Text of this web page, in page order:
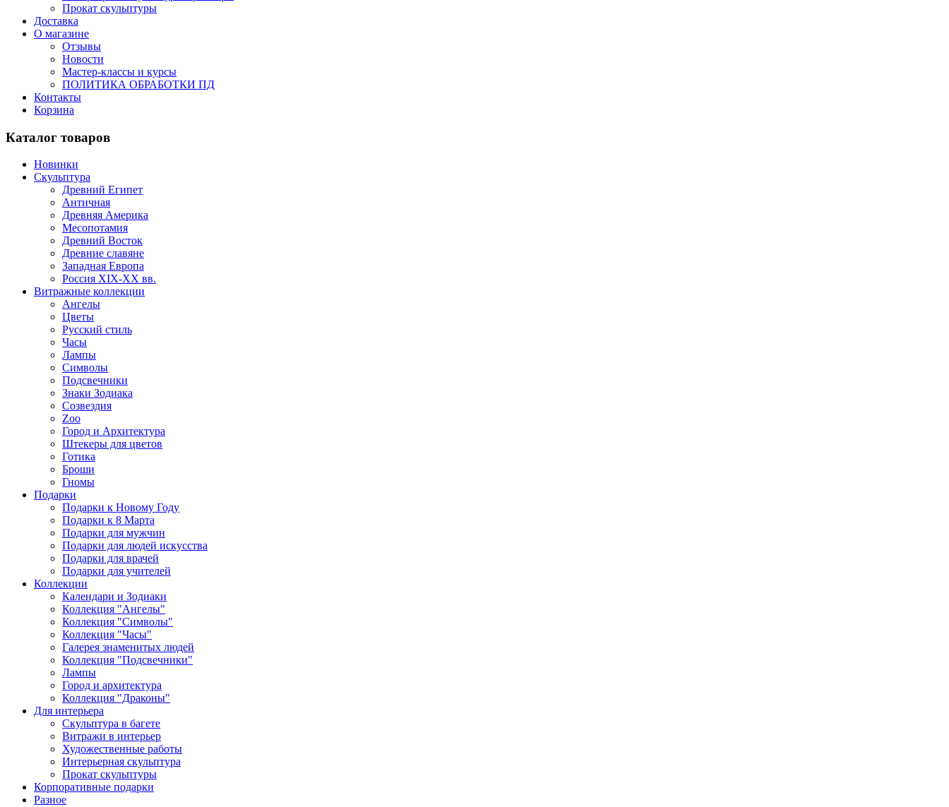
Прокат скульптуры
Доставка
О магазине
Отзывы
Новости
Мастер-классы и курсы
ПОЛИТИКА ОБРАБОТКИ ПД
Контакты
Корзина
Каталог товаров
Новинки
Скульптура
Древний Египет
Античная
Древняя Америка
Месопотамия
Древний Восток
Древние славяне
Западная Европа
Россия XIX-XX вв.
Витражные коллекции
Ангелы
Цветы
Русский стиль
Часы
Лампы
Символы
Подсвечники
Знаки Зодиака
Созвездия
Zoo
Город и Архитектура
Штекеры для цветов
Готика
Броши
Гномы
Подарки
Подарки к Новому Году
Подарки к 8 Марта
Подарки для мужчин
Подарки для людей искусства
Подарки для врачей
Подарки для учителей
Коллекции
Календари и Зодиаки
Коллекция "Ангелы"
Коллекция "Символы"
Коллекция "Часы"
Галерея знаменитых людей
Коллекция "Подсвечники"
Лампы
Город и архитектура
Коллекция "Драконы"
Для интерьера
Скульптура в багете
Витражи в интерьер
Художественные работы
Интерьерная скульптура
Прокат скульптуры
Корпоративные подарки
Разное